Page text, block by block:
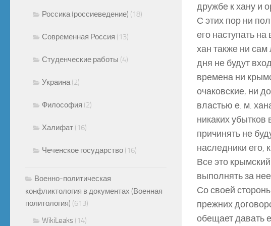
дружбе к хану и
С этих пор ни
его наступать
хан также ни
дня не будут
времена ни
очаковские, ни
властью е. м.
никаких убытков
причинять не
наследники его,
Все это
выполнять за
Со своей
прежних
обещает давать
Россика (россиеведение) (18)
Современная Россия (13)
Студенческие работы (4)
Украина (2)
Философия (2)
Халифат (16)
Чеченское государство (16)
Военно-политическая
конфликтология в документах (Военная
политология) (613)
WikiLeaks (14)